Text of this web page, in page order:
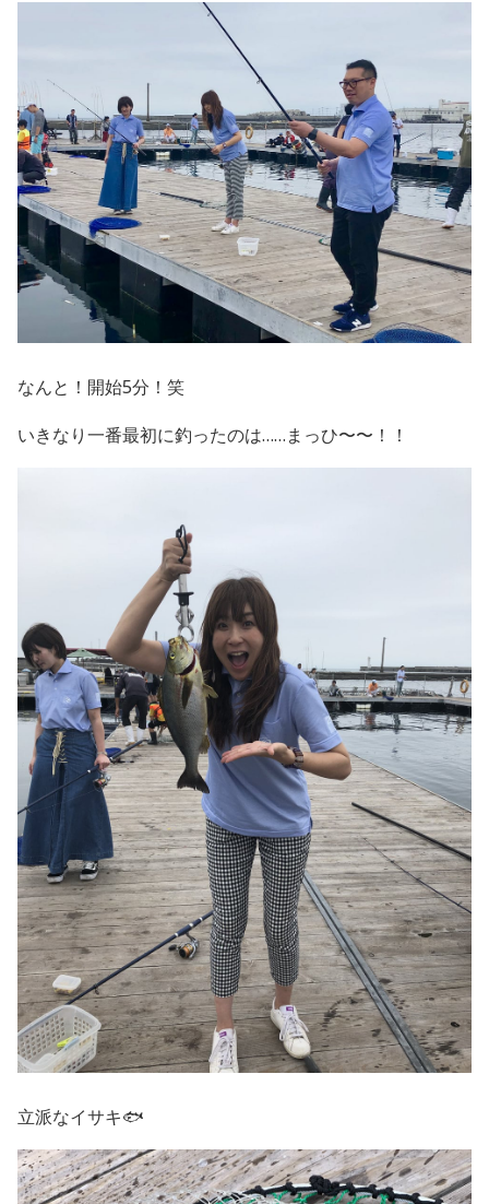
なんと！開始5分！笑
いきなり一番最初に釣ったのは……まっひ〜〜！！
立派なイサキ🐟